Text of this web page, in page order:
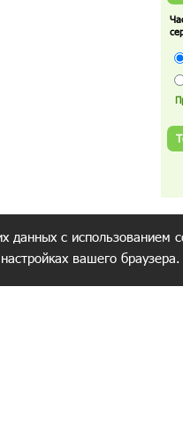
данных с
вашего браузера.